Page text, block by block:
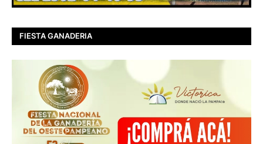
FIESTA GANADERIA